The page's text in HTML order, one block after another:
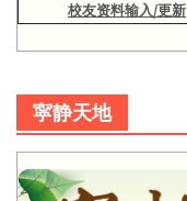
校友资料输入/更新
寜静天地